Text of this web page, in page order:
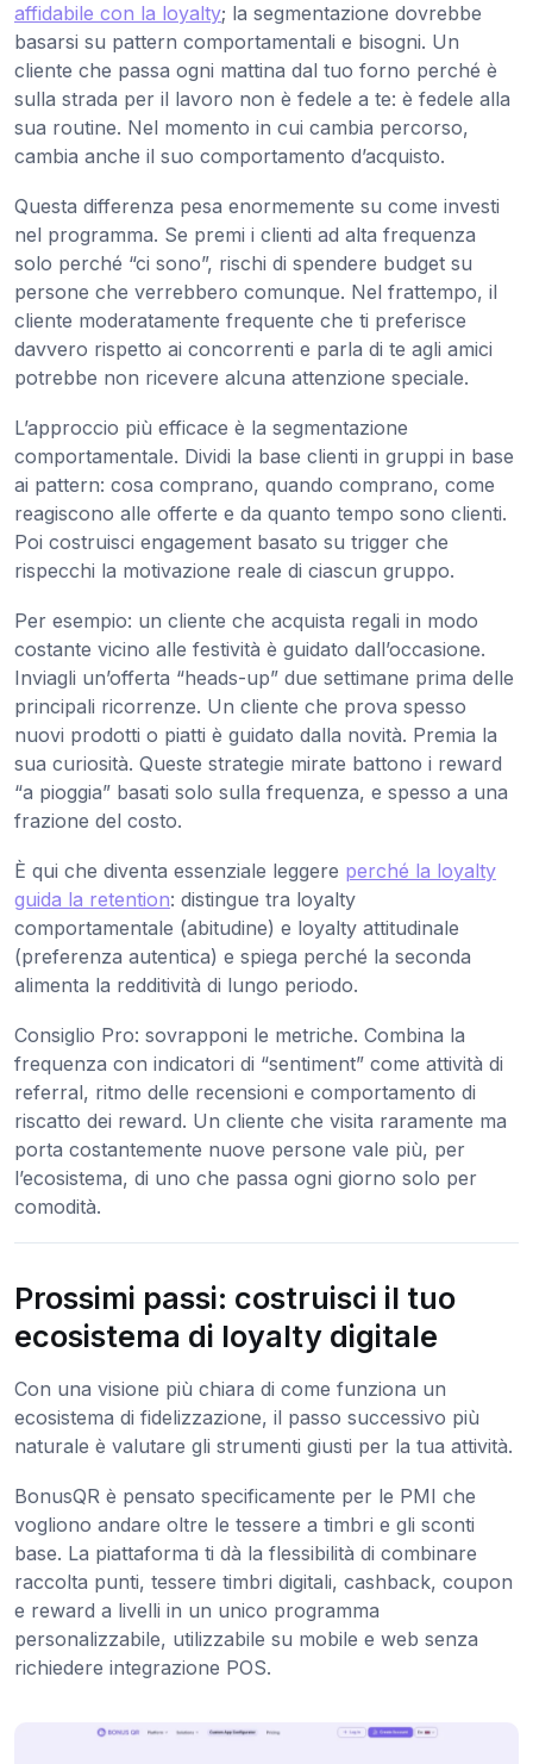
affidabile con la loyalty; la segmentazione dovrebbe
basarsi su pattern comportamentali e bisogni. Un
cliente che passa ogni mattina dal tuo forno perché è
sulla strada per il lavoro non è fedele a te: è fedele alla
sua routine. Nel momento in cui cambia percorso,
cambia anche il suo comportamento d’acquisto.
Questa differenza pesa enormemente su come investi
nel programma. Se premi i clienti ad alta frequenza
solo perché “ci sono”, rischi di spendere budget su
persone che verrebbero comunque. Nel frattempo, il
cliente moderatamente frequente che ti preferisce
davvero rispetto ai concorrenti e parla di te agli amici
potrebbe non ricevere alcuna attenzione speciale.
L’approccio più efficace è la segmentazione
comportamentale. Dividi la base clienti in gruppi in base
ai pattern: cosa comprano, quando comprano, come
reagiscono alle offerte e da quanto tempo sono clienti.
Poi costruisci engagement basato su trigger che
rispecchi la motivazione reale di ciascun gruppo.
Per esempio: un cliente che acquista regali in modo
costante vicino alle festività è guidato dall’occasione.
Inviagli un’offerta “heads-up” due settimane prima delle
principali ricorrenze. Un cliente che prova spesso
nuovi prodotti o piatti è guidato dalla novità. Premia la
sua curiosità. Queste strategie mirate battono i reward
“a pioggia” basati solo sulla frequenza, e spesso a una
frazione del costo.
È qui che diventa essenziale leggere perché la loyalty
guida la retention: distingue tra loyalty
comportamentale (abitudine) e loyalty attitudinale
(preferenza autentica) e spiega perché la seconda
alimenta la redditività di lungo periodo.
Consiglio Pro: sovrapponi le metriche. Combina la
frequenza con indicatori di “sentiment” come attività di
referral, ritmo delle recensioni e comportamento di
riscatto dei reward. Un cliente che visita raramente ma
porta costantemente nuove persone vale più, per
l’ecosistema, di uno che passa ogni giorno solo per
comodità.
Prossimi passi: costruisci il tuo
ecosistema di loyalty digitale
Con una visione più chiara di come funziona un
ecosistema di fidelizzazione, il passo successivo più
naturale è valutare gli strumenti giusti per la tua attività.
BonusQR è pensato specificamente per le PMI che
vogliono andare oltre le tessere a timbri e gli sconti
base. La piattaforma ti dà la flessibilità di combinare
raccolta punti, tessere timbri digitali, cashback, coupon
e reward a livelli in un unico programma
personalizzabile, utilizzabile su mobile e web senza
richiedere integrazione POS.